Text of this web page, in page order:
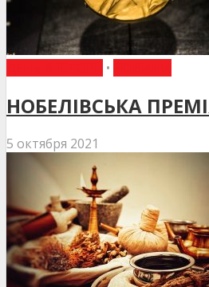
•
НОБЕЛІВСЬКА
5 октября 2021